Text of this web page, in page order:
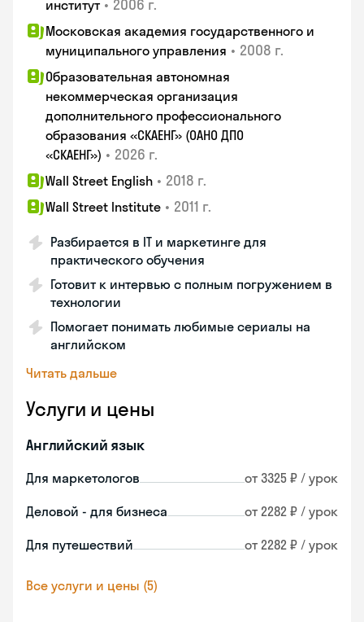
институт • 2006 г.
Московская академия государственного и
муниципального управления • 2008 г.
Образовательная автономная
некоммерческая организация
дополнительного профессионального
образования «СКАЕНГ» (ОАНО ДПО
«СКАЕНГ») • 2026 г.
Wall Street English • 2018 г.
Wall Street Institute • 2011 г.
Разбирается в IT и маркетинге для
практического обучения
Готовит к интервью с полным погружением в
технологии
Помогает понимать любимые сериалы на
английском
Читать дальше
Услуги и цены
Английский язык
Для маркетологов от 3325 ₽ / урок
Деловой - для бизнеса от 2282 ₽ / урок
Для путешествий от 2282 ₽ / урок
Все услуги и цены (5)